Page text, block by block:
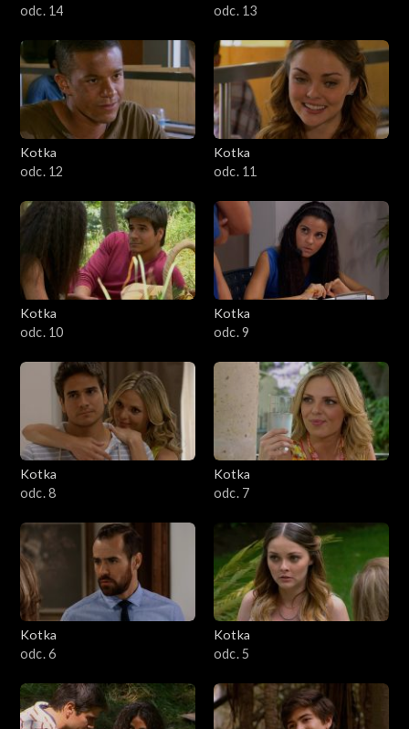
odc. 14
odc. 13
Kotka
odc. 12
Kotka
odc. 11
Kotka
odc. 10
Kotka
odc. 9
Kotka
odc. 8
Kotka
odc. 7
Kotka
odc. 6
Kotka
odc. 5